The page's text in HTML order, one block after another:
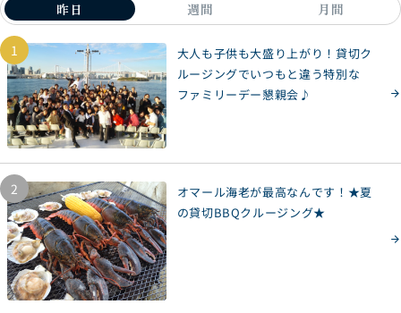
昨日 週間 月間
1
大人も子供も大盛り上がり！貸切ク
ルージングでいつもと違う特別な
ファミリーデー懇親会♪
2
オマール海老が最高なんです！★夏
の貸切BBQクルージング★